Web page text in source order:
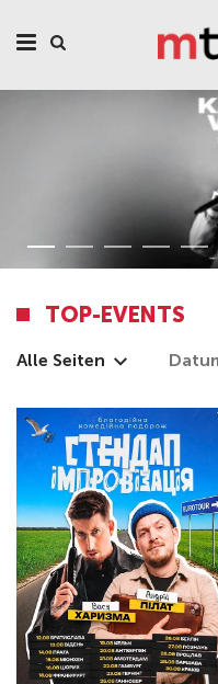
TOP-EVENTS
Alle Seiten